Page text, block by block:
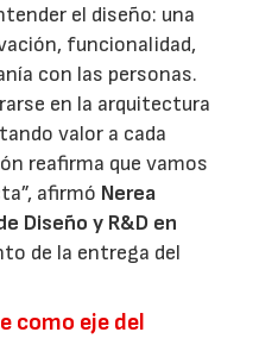
el diseño: una
funcionalidad,
con las personas.
en la arquitectura
valor a cada
reafirma que vamos
afirmó Nerea
Diseño y R&D en
de la entrega del
como eje del